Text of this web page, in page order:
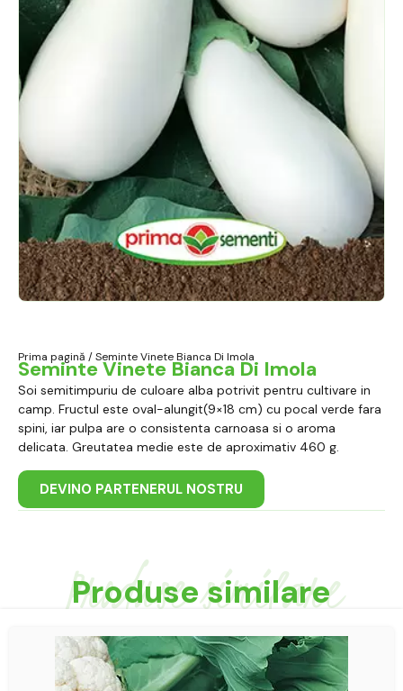
Prima pagină / Seminte Vinete Bianca Di Imola
Seminte Vinete Bianca Di Imola
Soi semitimpuriu de culoare alba potrivit pentru cultivare in
camp. Fructul este oval-alungit(9×18 cm) cu pocal verde fara
spini, iar pulpa are o consistenta carnoasa si o aroma
delicata. Greutatea medie este de aproximativ 460 g.
DEVINO PARTENERUL NOSTRU
Produse similare
Produse similare